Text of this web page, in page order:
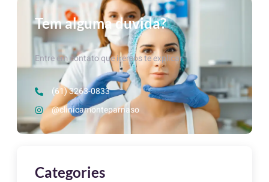
Tem alguma duvida?
Entre em contato que iremos te explicar.
(61) 3263-0833
@clinicamonteparnaso
Categories